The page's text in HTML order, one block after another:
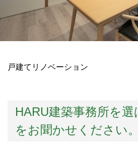
戸建てリノベーション
HARU建築事務所を
をお聞かせください。